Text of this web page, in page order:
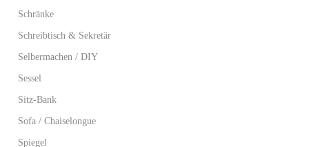
Schränke
Schreibtisch & Sekretär
Selbermachen / DIY
Sessel
Sitz-Bank
Sofa / Chaiselongue
Spiegel